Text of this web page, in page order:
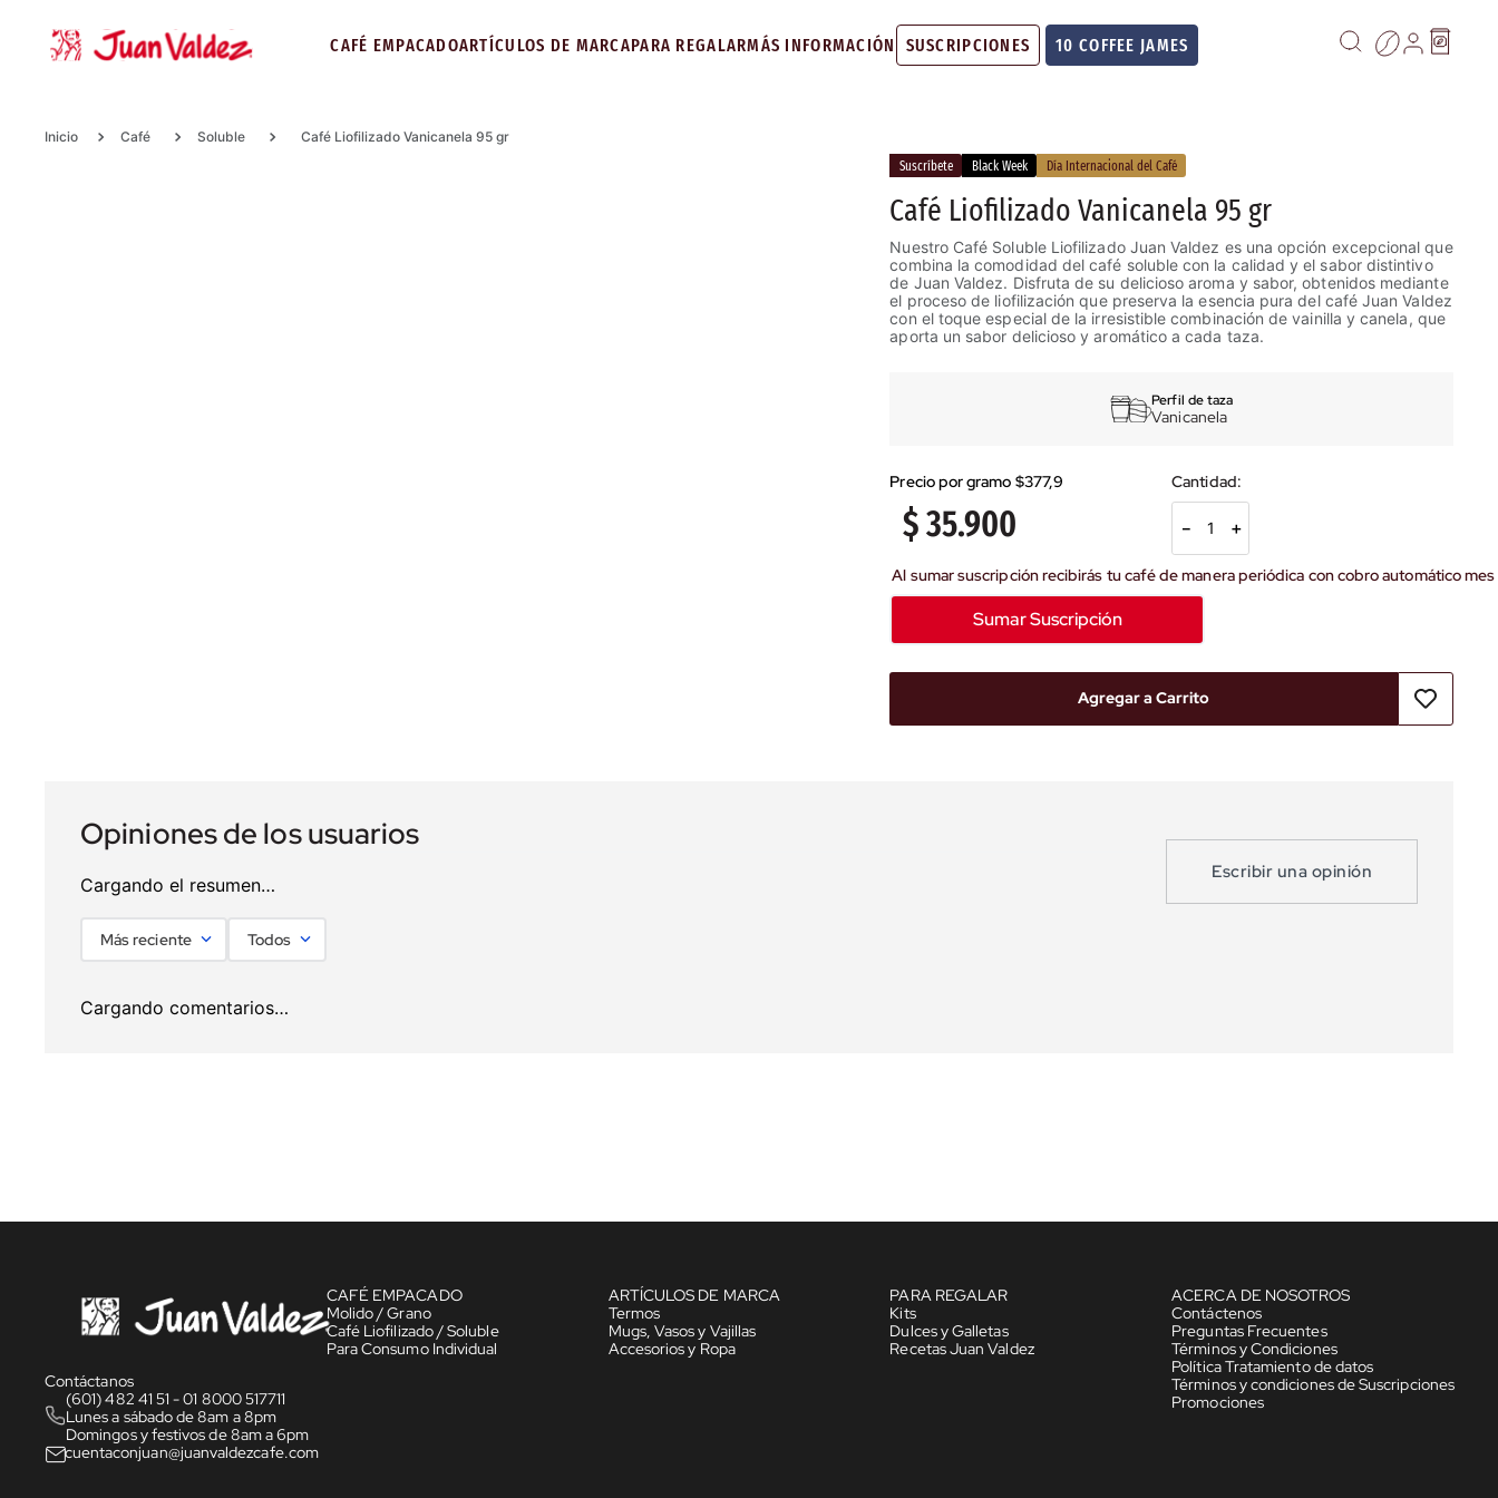
CAFÉ EMPACADOARTÍCULOS DE MARCAPARA REGALARMÁS INFORMACIÓN SUSCRIPCIONES 10 COFFEE JAMES
Café Soluble Café Liofilizado Vanicanela 95 gr
Suscríbete Black Week Día Internacional del Café
Café Liofilizado Vanicanela 95 gr
Nuestro Café Soluble Liofilizado Juan Valdez es una opción excepcional que
combina la comodidad del café soluble con la calidad y el sabor distintivo
de Juan Valdez. Disfruta de su delicioso aroma y sabor, obtenidos mediante
el proceso de liofilización que preserva la esencia pura del café Juan Valdez
con el toque especial de la irresistible combinación de vainilla y canela, que
aporta un sabor delicioso y aromático a cada taza.
Perfil de taza
Vanicanela
Precio por gramo $377,9
$35.900 ＋
－
Sumar Suscripción
Agregar a Carrito
Cargando el resumen…
Escribir una opinión
Más reciente Todos
Cargando comentarios…
Contáctanos
(601) 482 41 51 - 01 8000 517711
Lunes a sábado de 8am a 8pm
Domingos y festivos de 8am a 6pm
cuentaconjuan@juanvaldezcafe.com
CAFÉ EMPACADO
Molido / Grano
Café Liofilizado / Soluble
Para Consumo Individual
ARTÍCULOS DE MARCA
Termos
Mugs, Vasos y Vajillas
Accesorios y Ropa
PARA REGALAR
Kits
Dulces y Galletas
Recetas Juan Valdez
ACERCA DE NOSOTROS
Contáctenos
Preguntas Frecuentes
Términos y Condiciones
Política Tratamiento de datos
Términos y condiciones de Suscripciones
Promociones